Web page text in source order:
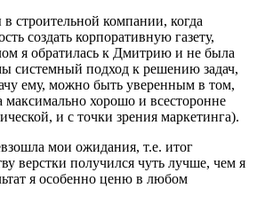
строительной компании, когда
создать корпоративную газету,
я обратилась к Дмитрию и не была
системный подход к решению задач,
ему, можно быть уверенным в том,
максимально хорошо и всесторонне
и с точки зрения маркетинга).
мои ожидания, т.е. итог
верстки получился чуть лучше, чем я
я особенно ценю в любом